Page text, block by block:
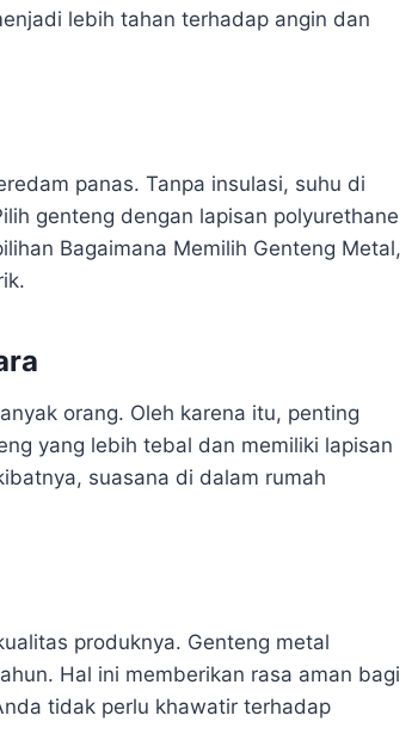
lebih tahan terhadap angin dan
panas. Tanpa insulasi, suhu di
genteng dengan lapisan polyurethane
Bagaimana Memilih Genteng Metal,
orang. Oleh karena itu, penting
yang lebih tebal dan memiliki lapisan
suasana di dalam rumah
produknya. Genteng metal
Hal ini memberikan rasa aman bagi
tidak perlu khawatir terhadap